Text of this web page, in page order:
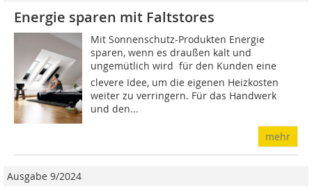
Energie sparen mit Faltstores
Mit Sonnenschutz-Produkten Energie
sparen, wenn es draußen kalt und
ungemütlich wird  für den Kunden eine
clevere Idee, um die eigenen Heizkosten
weiter zu verringern. Für das Handwerk
und den...
mehr
Ausgabe 9/2024